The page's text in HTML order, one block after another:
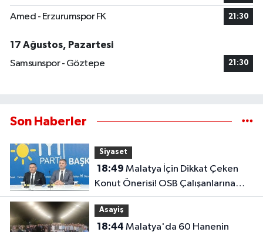
Amed - Erzurumspor FK 21:30
17 Ağustos, Pazartesi
Samsunspor - Göztepe
21:30
Son Haberler
Siyaset
18:49
Konut Önerisi! OSB Çalışanlarına
Faizsiz Ev Çağrısı..
Asayiş
18:44